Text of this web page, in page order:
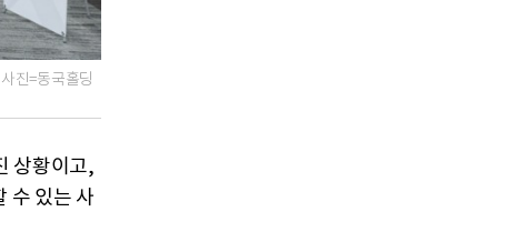
진=동국홀딩
상황이고,
수 있는 사